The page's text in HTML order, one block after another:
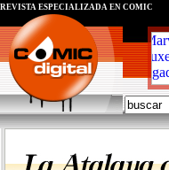
REVISTA ESPECIALIZADA EN CÓMIC